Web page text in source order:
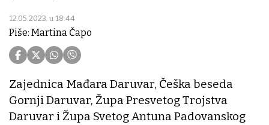
12.05.2023. u 18:44
Piše: Martina Čapo
Zajednica Mađara Daruvar, Češka beseda
Gornji Daruvar, Župa Presvetog Trojstva
Daruvar i Župa Svetog Antuna Padovanskog